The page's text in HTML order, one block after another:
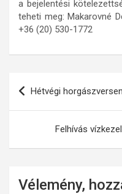
a bejelentési
teheti meg: Makarovné
+36 (20) 530-1772
Bejegyzés
navigáció
Hétvégi
Felhívás
Vélemény,